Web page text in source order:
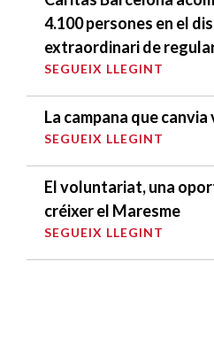
4.100 persones en el
extraordinari de
SEGUEIX LLEGINT
La campana que canvia
SEGUEIX LLEGINT
El voluntariat, una
créixer el Maresme
SEGUEIX LLEGINT